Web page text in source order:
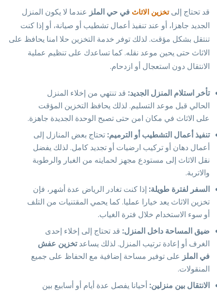
قد تحتاج إلى تخزين الاثاث في حي الملز عندما لا يكون المنزل
الجديد جاهزا، أو عند تنفيذ أعمال تشطيب أو صيانة، أو إذا كنت
تنتقل بشكل مؤقت. لذلك توفر خدمة التخزين حلا امنا يحافظ على
الاثاث حتى يحين موعد نقله. كما تساعدك على تنظيم عملية
الانتقال دون استعجال أو ازدحام.
تأخر استلام المنزل الجديد: قد تنتهي من إخلاء المنزل
الحالي قبل موعد التسليم. لذلك يحافظ التخزين المؤقت
على الاثاث في مكان امن حتى تصبح الوحدة الجديدة جاهزة.
تنفيذ أعمال التشطيب أو الترميم: تحتاج بعض المنازل إلى
أعمال دهان أو تركيب ارضيات أو تجديد كامل. لذلك يفضل
نقل الاثاث إلى مستودع مجهز لحمايته من الغبار والرطوبة
والاتربة.
السفر لفترة طويلة: إذا كنت تغادر الرياض عدة أشهر، فإن
تخزين الاثاث يعد خيارا عمليا. كما يحمي المقتنيات من التلف
أو سوء الاستخدام خلال فترة الغياب.
ضيق المساحة داخل المنزل: قد تحتاج إلى إخلاء إحدى
الغرف أو إعادة ترتيب المنزل. لذلك يساعدتخزين عفش
في الملز على توفير مساحة إضافية مع الحفاظ على جميع
المنقولات.
الانتقال بين منزلين: أحيانا يفصل عدة أيام أو أسابيع بين